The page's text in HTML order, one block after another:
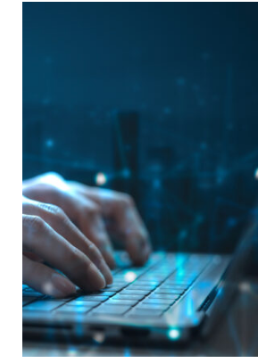
vonDr. Carsten Ulrich